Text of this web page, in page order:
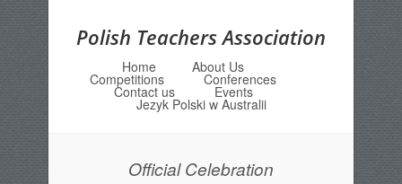
Polish Teachers Association
Skip to content
Home About Us
Competitions Conferences
Contact us Events
Jezyk Polski w Australii
Official Celebration